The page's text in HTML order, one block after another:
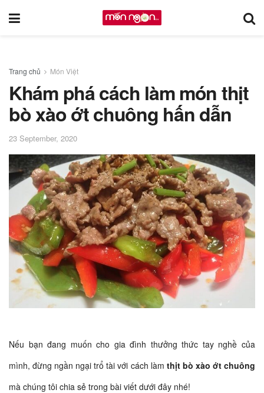
Trang chủ Món Việt
Khám phá cách làm món thịt
bò xào ớt chuông hấn dẫn
23 September, 2020
Nếu bạn đang muốn cho gia đình thưởng thức tay nghề của
mình, đừng ngần ngại trổ tài với cách làm thịt bò xào ớt chuông
mà chúng tôi chia sẻ trong bài viết dưới đây nhé!